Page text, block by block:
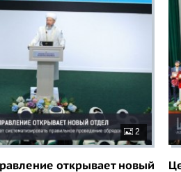
2
открывает новый